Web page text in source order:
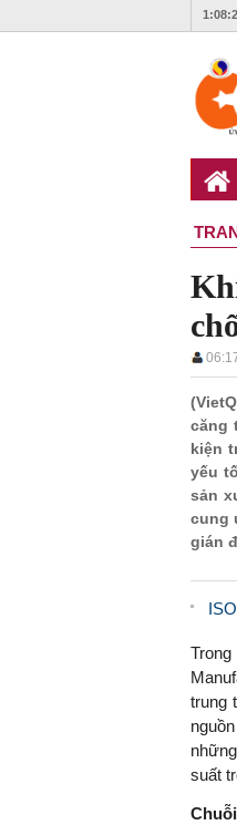
căng
kiện
yếu
sản
cung
gián
trung
suất